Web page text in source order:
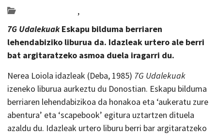
,
7G UdalekuakEskapu bilduma berriaren
lehendabiziko liburua da. Idazleak urtero ale berri
bat argitaratzeko asmoa duela iragarri du.
Nerea Loiola idazleak (Deba, 1985) 7G Udalekuak
izeneko liburua aurkeztu du Donostian. Eskapu bilduma
berriaren lehendabizikoa da honakoa eta ‘aukeratu zure
abentura’ eta ‘scapebook’ egitura uztartzen dituela
azaldu du. Idazleak urtero liburu berri bar argitaratzeko